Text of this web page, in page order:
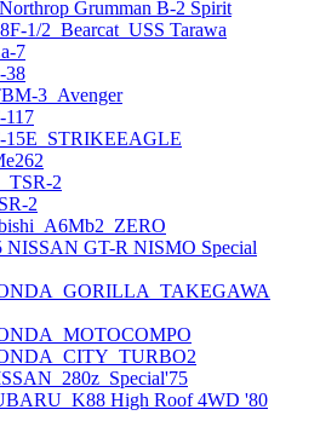
Grumman B-2 Spirit
1/2_Bearcat_USS Tarawa
7
38
3_Avenger
2
2
GT-R NISMO Special
High Roof 4WD '80